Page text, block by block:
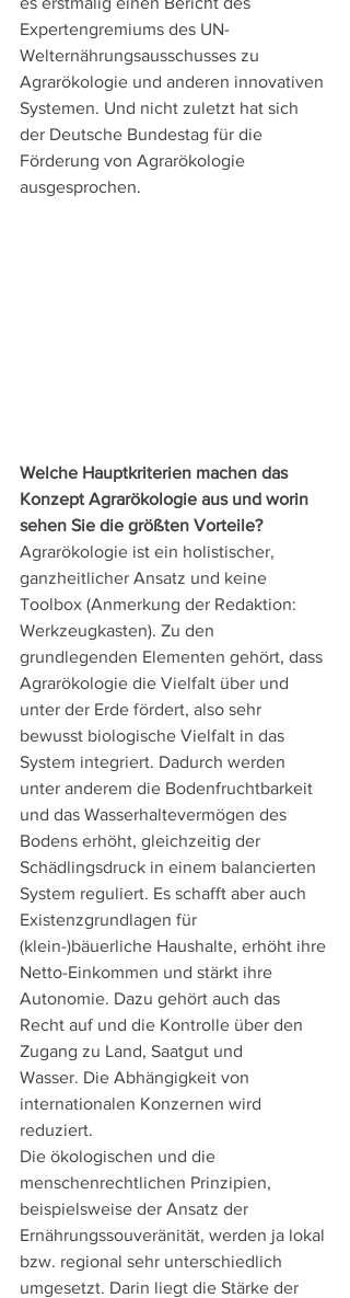
Expertengremiums des UN-
Welternährungsausschusses zu
Agrarökologie und anderen innovativen
Systemen. Und nicht zuletzt hat sich
der Deutsche Bundestag für die
Förderung von Agrarökologie
ausgesprochen.
Welche Hauptkriterien machen das
Konzept Agrarökologie aus und worin
sehen Sie die größten Vorteile?
Agrarökologie ist ein holistischer,
ganzheitlicher Ansatz und keine
Toolbox (Anmerkung der Redaktion:
Werkzeugkasten). Zu den
grundlegenden Elementen gehört, dass
Agrarökologie die Vielfalt über und
unter der Erde fördert, also sehr
bewusst biologische Vielfalt in das
System integriert. Dadurch werden
unter anderem die Bodenfruchtbarkeit
und das Wasserhaltevermögen des
Bodens erhöht, gleichzeitig der
Schädlingsdruck in einem balancierten
System reguliert. Es schafft aber auch
Existenzgrundlagen für
(klein-)bäuerliche Haushalte, erhöht ihre
Netto-Einkommen und stärkt ihre
Autonomie. Dazu gehört auch das
Recht auf und die Kontrolle über den
Zugang zu Land, Saatgut und
Wasser. Die Abhängigkeit von
internationalen Konzernen wird
reduziert.
Die ökologischen und die
menschenrechtlichen Prinzipien,
beispielsweise der Ansatz der
Ernährungssouveränität, werden ja lokal
bzw. regional sehr unterschiedlich
umgesetzt. Darin liegt die Stärke der